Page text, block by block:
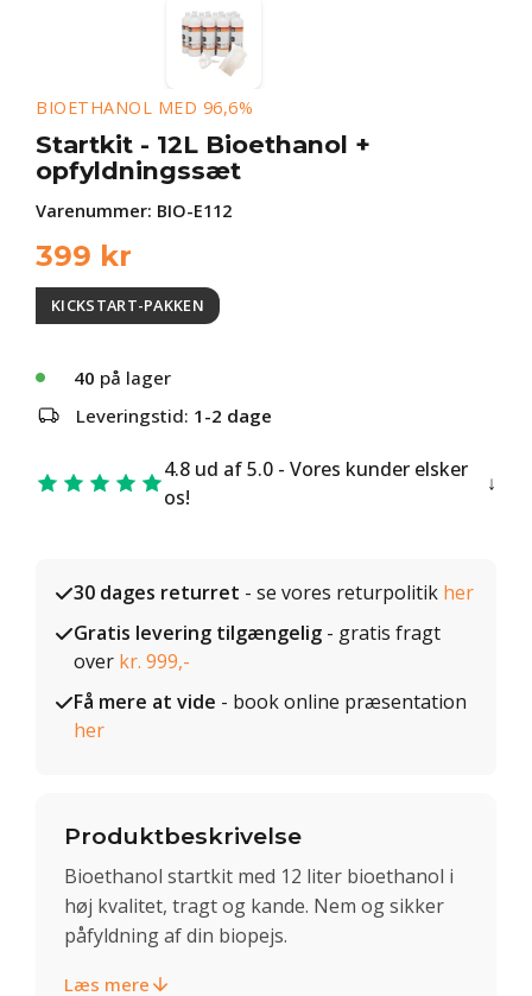
BIOETHANOL MED 96,6%
Startkit - 12L Bioethanol +
opfyldningssæt
Varenummer: BIO-E112
399 kr
KICKSTART-PAKKEN
40 på lager
Leveringstid: 1-2 dage
4.8 ud af 5.0 - Vores kunder elsker
os!
30 dages returret - se vores returpolitik her
Gratis levering tilgængelig - gratis fragt
over kr. 999,-
Få mere at vide - book online præsentation
her
Produktbeskrivelse
Bioethanol startkit med 12 liter bioethanol i
høj kvalitet, tragt og kande. Nem og sikker
påfyldning af din biopejs.
Læs mere